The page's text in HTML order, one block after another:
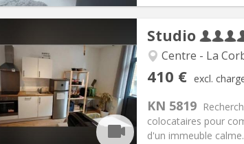
Studio
Centre - La
410 € excl.
KN 5819
colocataires pour
d'un immeuble
€ (1 pers.)
40 € (1 pers.)
12 months
No
Arrangement
Bathroom:
Surface:80 m2